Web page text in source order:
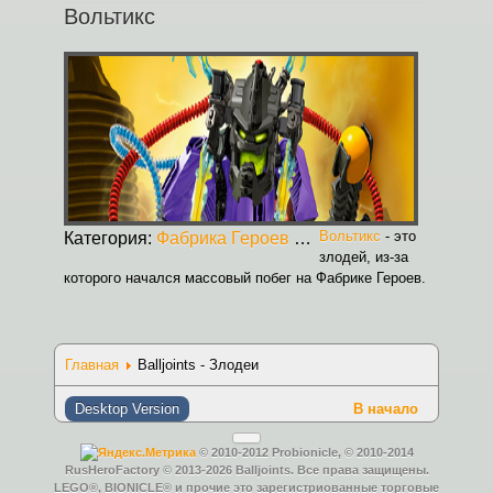
Вольтикс
Категория: Фабрика Героев Опубликовано:
Вольтикс - это
злодей, из-за
которого начался массовый побег на Фабрике Героев.
Главная Balljoints - Злодеи
Desktop Version В начало
© 2010-2012 Probionicle, © 2010-2014
RusHeroFactory © 2013-2026 Balljoints. Все права защищены.
LEGO®, BIONICLE® и прочие это зарегистриованные торговые